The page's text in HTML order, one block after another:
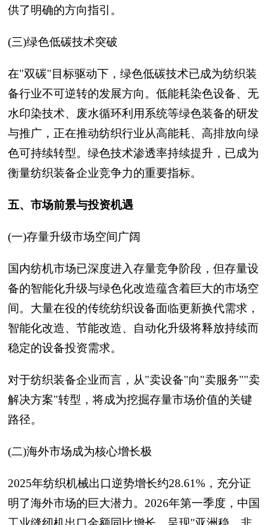
供了明确的方向指引。
(三)绿色低碳技术突破
在"双碳"目标驱动下，绿色低碳技术已成为纺织装
备行业不可逆转的发展方向。低能耗染色设备、无
水印染技术、废水循环利用系统等绿色装备的研发
与推广，正在推动纺织行业从高能耗、高排放向绿
色可持续转型。绿色技术渗透率持续提升，已成为
衡量纺织装备企业竞争力的重要指标。
五、市场前景与投资机遇
(一)存量升级市场空间广阔
国内纺机市场已深度进入存量竞争阶段，但存量设
备的智能化升级与绿色化改造蕴含着巨大的市场空
间。大量在役的传统纺织设备面临更新换代需求，
智能化改造、节能改造、自动化升级将释放持续而
稳定的设备投资需求。
对于纺织装备企业而言，从"卖设备"向"卖服务""卖
解决方案"转型，将成为挖掘存量市场价值的关键
路径。
(二)海外市场成为核心增长极
2025年纺织机械出口逆势增长约28.61%，充分证
明了海外市场的巨大潜力。2026年第一季度，中国